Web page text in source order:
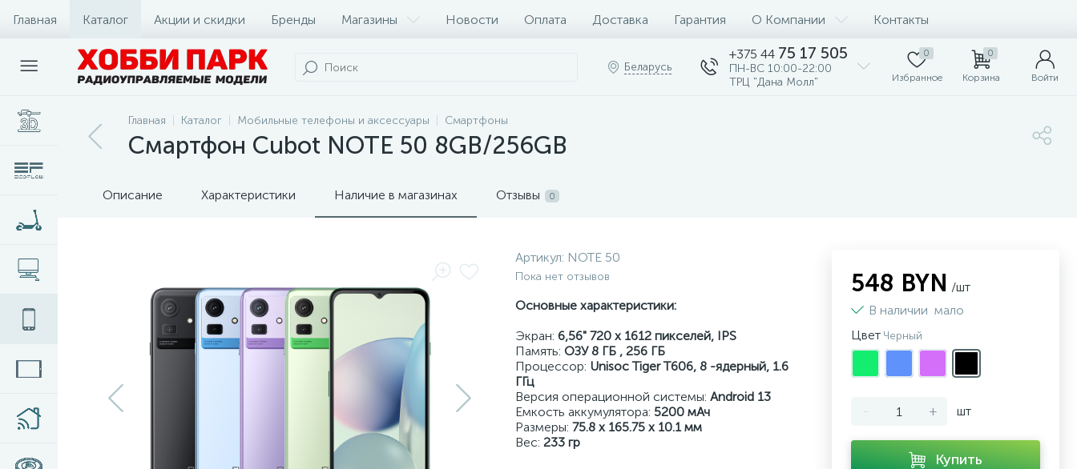
Главная Каталог Акции и скидки Бренды Магазины Новости Оплата Доставка Гарантия О Компании Контакты
Беларусь
+375 44 75 17 505
ПН-ВС 10:00-22:00
ТРЦ "Дана Молл"
0
Избранное
0
Корзина Войти
Главная Каталог Мобильные телефоны и аксессуары Смартфоны
Смартфон Cubot NOTE 50 8GB/256GB
Описание Характеристики Наличие в магазинах Отзывы 0
Артикул: NOTE 50
Пока нет отзывов
Основные характеристики:
Экран: 6,56" 720 x 1612 пикселей, IPS
Память: ОЗУ 8 ГБ , 256 ГБ
Процессор: Unisoc Tiger T606, 8 -ядерный, 1.6
ГГц
Версия операционной системы: Android 13
Емкость аккумулятора: 5200 мАч
Размеры: 75.8 x 165.75 x 10.1 мм
Вес: 233 гр
548 BYN /шт
В наличии мало
Цвет Черный
- + шт
Купить